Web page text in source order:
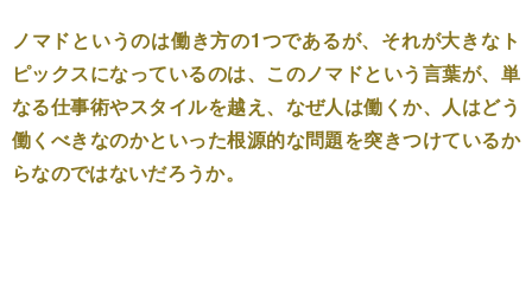
ノマドというのは働き方の1つであるが、それが大きなト
ピックスになっているのは、このノマドという言葉が、単
なる仕事術やスタイルを越え、なぜ人は働くか、人はどう
働くべきなのかといった根源的な問題を突きつけているか
らなのではないだろうか。